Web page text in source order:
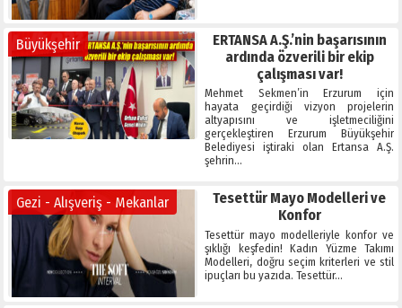
Büyükşehir
ERTANSA A.Ş.’nin başarısının
ardında özverili bir ekip
çalışması var!
Mehmet Sekmen’in Erzurum için
hayata geçirdiği vizyon projelerin
altyapısını ve işletmeciliğini
gerçekleştiren Erzurum Büyükşehir
Belediyesi iştiraki olan Ertansa A.Ş.
şehrin…
Gezi - Alışveriş - Mekanlar
Tesettür Mayo Modelleri ve
Konfor
Tesettür mayo modelleriyle konfor ve
şıklığı keşfedin! Kadın Yüzme Takımı
Modelleri, doğru seçim kriterleri ve stil
ipuçları bu yazıda. Tesettür…